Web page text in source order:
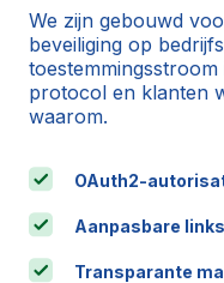
We zijn gebouwd
beveiliging op
protocol en klanten
waarom.
OAuth2-
Aanpasbare
Transparante